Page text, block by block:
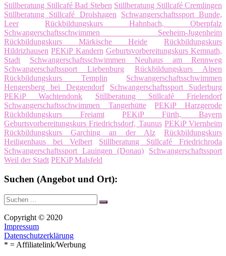
Stillberatung Stillcafé Bad Steben Stillberatung Stillcafé Cremlingen
Stillberatung Stillcafé Drolshagen
Schwangerschaftssport Bunde,
Leer
Rückbildungskurs Hahnbach, Oberpfalz
Schwangerschaftsschwimmen Seeheim-Jugenheim
Rückbildungskurs Märkische Heide
Rückbildungskurs
Hildrizhausen PEKiP Kandern Geburtsvorbereitungskurs Kemnath,
Stadt
Schwangerschaftsschwimmen Neuhaus am Rennweg
Schwangerschaftssport Liebenburg
Rückbildungskurs Alpen
Rückbildungskurs Templin
Schwangerschaftsschwimmen
Hengersberg bei Deggendorf
Schwangerschaftssport Suderburg
PEKiP Wachtendonk
Stillberatung Stillcafé Frielendorf
Schwangerschaftsschwimmen Tangerhütte
PEKiP Harzgerode
Rückbildungskurs Freiamt
PEKiP Fürth, Bayern
Geburtsvorbereitungskurs Friedrichsdorf, Taunus PEKiP Viernheim
Rückbildungskurs Garching an der Alz
Rückbildungskurs
Heiligenhaus bei Velbert
Stillberatung Stillcafé Friedrichroda
Schwangerschaftssport Lauingen (Donau)
Schwangerschaftssport
Weil der Stadt PEKiP Malsfeld
Suchen (Angebot und Ort):
Suche
nach:
Suchen
Copyright © 2020
Impressum
Datenschutzerklärung
* = Affiliatelink/Werbung